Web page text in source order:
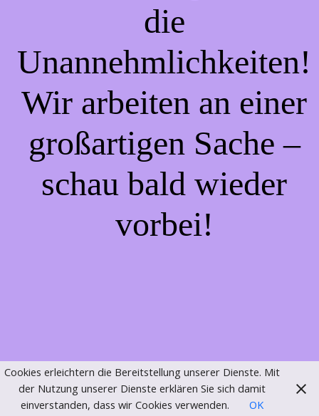
die
Unannehmlichkeiten!
Wir arbeiten an einer
großartigen Sache –
schau bald wieder
vorbei!
Cookies erleichtern die Bereitstellung unserer Dienste. Mit
der Nutzung unserer Dienste erklären Sie sich damit
einverstanden, dass wir Cookies verwenden.
OK